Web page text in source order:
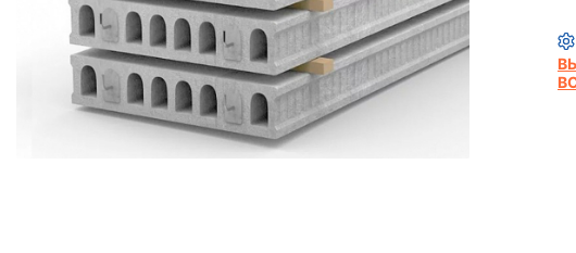
Тротуарная плитка
Сайдинг
Металлочерепица